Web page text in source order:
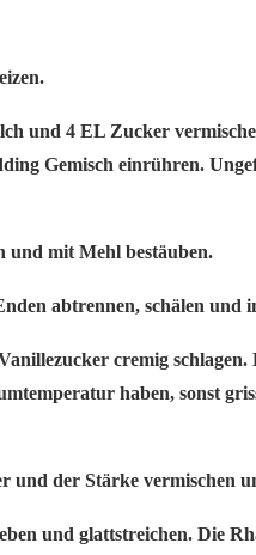
und 4 EL Zucker
Gemisch einrühren.
und mit Mehl bestäuben.
abtrennen, schälen und
cremig
haben, sonst
der Stärke vermischen
und glattstreichen. Die